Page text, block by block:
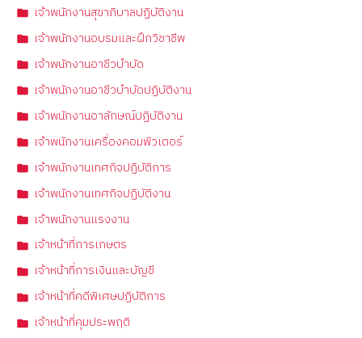
เจ้าพนักงานสุขาภิบาลปฏิบัติงาน
เจ้าพนักงานอบรมและฝึกวิชาชีพ
เจ้าพนักงานอาชีวบำบัด
เจ้าพนักงานอาชีวบำบัดปฏิบัติงาน
เจ้าพนักงานอาลักษณ์ปฏิบัติงาน
เจ้าพนักงานเครื่องคอมพิวเตอร์
เจ้าพนักงานเทศกิจปฏิบัติการ
เจ้าพนักงานเทศกิจปฏิบัติงาน
เจ้าพนักงานแรงงาน
เจ้าหน้าที่การเกษตร
เจ้าหน้าที่การเงินและบัญชี
เจ้าหน้าที่คดีพิเศษปฏิบัติการ
เจ้าหน้าที่คุมประพฤติ